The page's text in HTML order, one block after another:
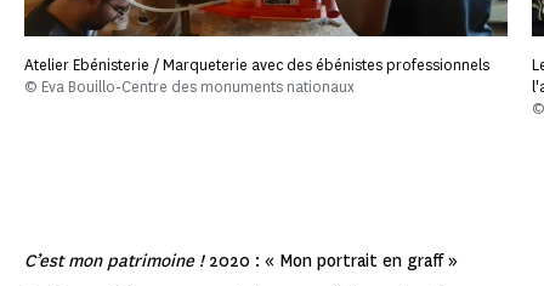
Atelier Ebénisterie / Marqueterie avec des ébénistes professionnels
© Eva Bouillo-Centre des monuments nationaux
C’est mon patrimoine !2020 : « Mon portrait en graff »